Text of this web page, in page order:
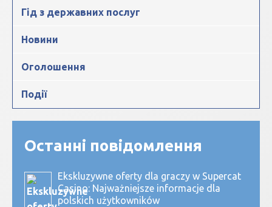
Гід з державних послуг
Новини
Оголошення
Події
Останні повідомлення
Ekskluzywne oferty dla graczy w Supercat
Casino: Najważniejsze informacje dla
polskich użytkowników